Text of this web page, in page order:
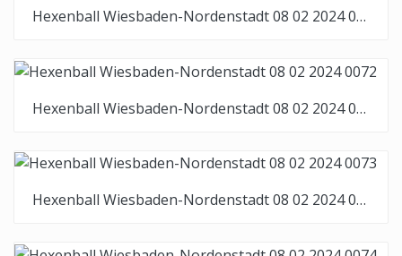
Hexenball Wiesbaden-Nordenstadt 08 02 2024 0071
Hexenball Wiesbaden-Nordenstadt 08 02 2024 0072
Hexenball Wiesbaden-Nordenstadt 08 02 2024 0073